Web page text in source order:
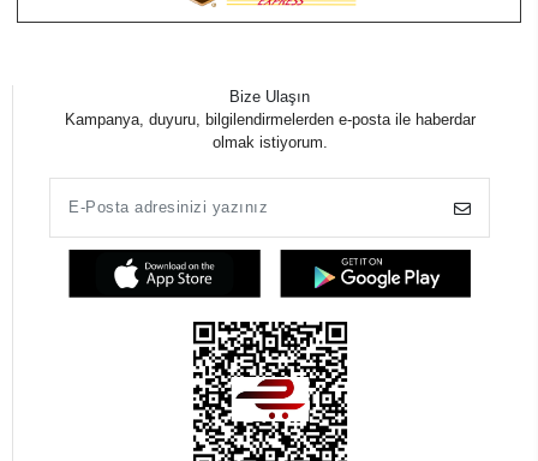
Bize Ulaşın
Kampanya, duyuru, bilgilendirmelerden e-posta ile haberdar
olmak istiyorum.